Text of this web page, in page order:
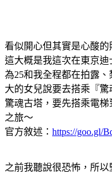
看似開心但其實是心酸的
這大概是我這次在東京
為25和我全程都在拍露
大的女兒說要去搭乘『驚
驚魂古塔，要先搭乘電
之旅～
官方敘述： https://goo.gl/
之前我聽說很恐怖，所